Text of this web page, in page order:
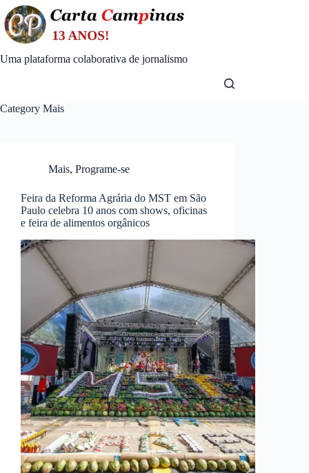
Skip
to
content
Uma plataforma colaborativa de jornalismo
Category Mais
Mais, Programe-se
Feira da Reforma Agrária do MST em São
Paulo celebra 10 anos com shows, oficinas
e feira de alimentos orgânicos